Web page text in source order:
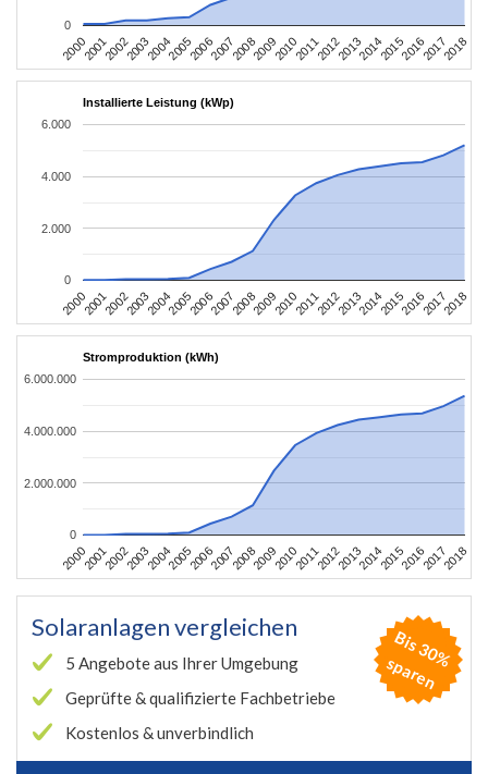
2000200120022003200420052006200720082009201020112012201320142015201620172018
0
Installierte Leistung (kWp)
2000200120022003200420052006200720082009201020112012201320142015201620172018
0
2.000
4.000
6.000
Stromproduktion (kWh)
2000200120022003200420052006200720082009201020112012201320142015201620172018
0
2.000.000
4.000.000
6.000.000
Solaranlagen vergleichen
5 Angebote aus Ihrer Umgebung
Geprüfte & qualifizierte Fachbetriebe
Kostenlos & unverbindlich
B
is
3
0
%
s
p
a
r
e
n